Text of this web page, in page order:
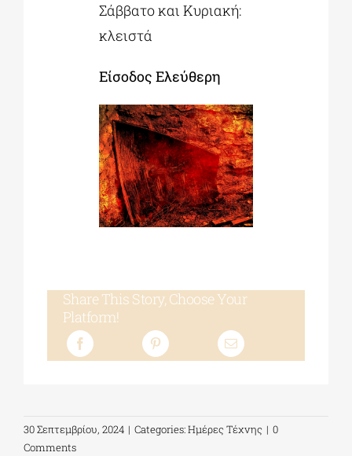
Σάββατο και Κυριακή:
κλειστά
Είσοδος Ελεύθερη
Share This Story, Choose Your
Platform!
30 Σεπτεμβρίου, 2024 | Categories:Ημέρες Τέχνης | 0
Comments